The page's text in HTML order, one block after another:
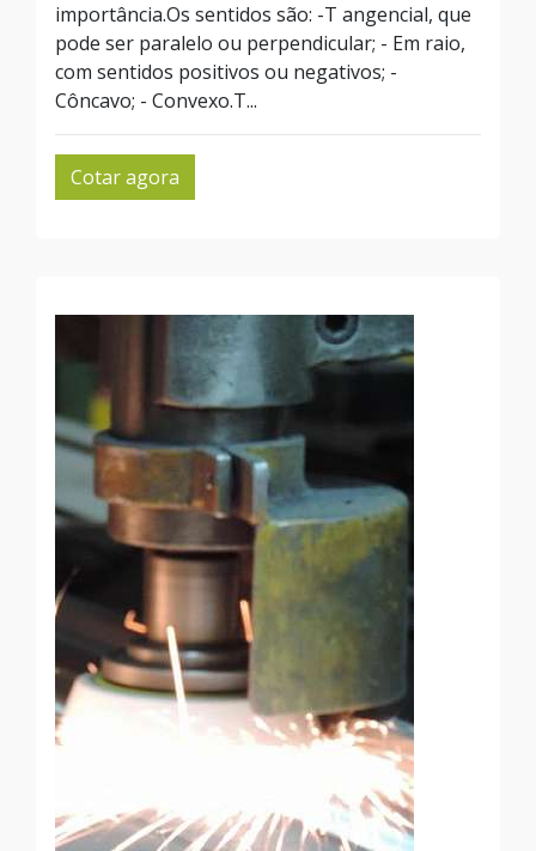
importância.Os sentidos são: -T angencial, que
pode ser paralelo ou perpendicular; - Em raio,
com sentidos positivos ou negativos; -
Côncavo; - Convexo.T...
Cotar agora